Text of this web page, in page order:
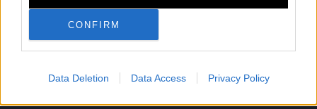
CONFIRM
Data Deletion Data Access Privacy Policy